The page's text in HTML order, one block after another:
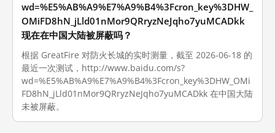
wd=%E5%AB%A9%E7%A9%B4%3Fcron_key%3DHW_
OMiFD8hN_jLld01nMor9QRryzNeJqho7yuMCADkk
现在在中国大陆被屏蔽吗？
根据 GreatFire 对防火长城的实时测量，截至 2026-06-18 的
最近一次测试，http://www.baidu.com/s?
wd=%E5%AB%A9%E7%A9%B4%3Fcron_key%3DHW_OMi
FD8hN_jLld01nMor9QRryzNeJqho7yuMCADkk 在中国大陆
未被屏蔽。